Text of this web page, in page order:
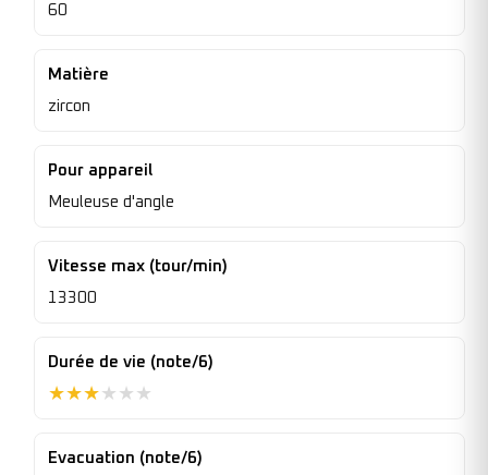
60
Matière
zircon
Pour appareil
Meuleuse d'angle
Vitesse max (tour/min)
13300
Durée de vie (note/6)
★★★★ ★ ★
Evacuation (note/6)